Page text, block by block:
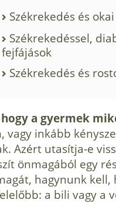
Székrekedés és okai
Székrekedéssel,
fejfájások
Székrekedés és
a gyermek
vagy inkább
Azért utasítja-e
önmagából egy
hagynunk kell,
a bili vagy a